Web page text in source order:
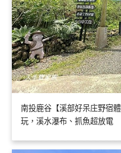
南投鹿谷【溪部好呆庄野宿
玩，溪水瀑布、抓魚超放電